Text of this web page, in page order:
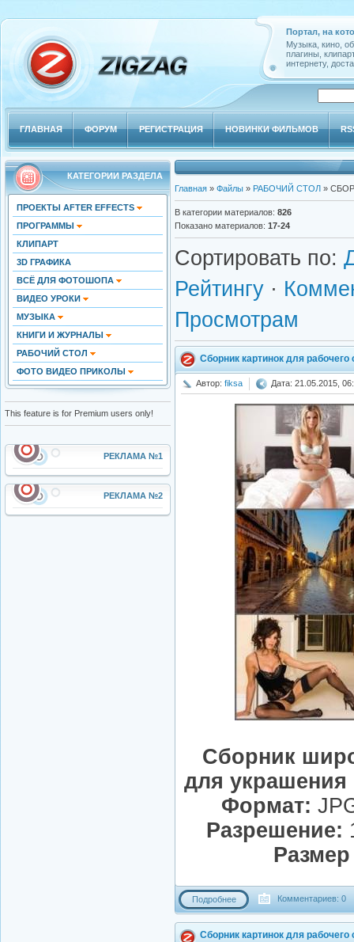
Портал, на
Музыка, кино,
плагины,
интернету,
ГЛАВНАЯ ФОРУМ РЕГИСТРАЦИЯ НОВИНКИ ФИЛЬМОВ
КАТЕГОРИИ РАЗДЕЛА
ПРОЕКТЫ AFTER EFFECTS
ПРОГРАММЫ
КЛИПАРТ
3D ГРАФИКА
ВСЁ ДЛЯ ФОТОШОПА
ВИДЕО УРОКИ
МУЗЫКА
КНИГИ И ЖУРНАЛЫ
РАБОЧИЙ СТОЛ
ФОТО ВИДЕО ПРИКОЛЫ
This feature is for Premium users only!
РЕКЛАМА №1
РЕКЛАМА №2
Главная » Файлы » РАБОЧИЙ СТОЛ »
В категории материалов: 826
Показано материалов: 17-24
Сортировать по:
Рейтингу ·
Просмотрам
Сборник картинок для
Автор: fiksa Дата: 21.05.2015,
Сборник
для украшения
Формат:
Разрешение:
Подробнее Комментариев: 0
Сборник картинок для